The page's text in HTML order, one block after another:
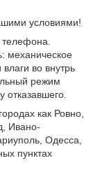
условиями!
механическое
во внутрь
режим
как Ровно,
Ивано-
Одесса,
пунктах